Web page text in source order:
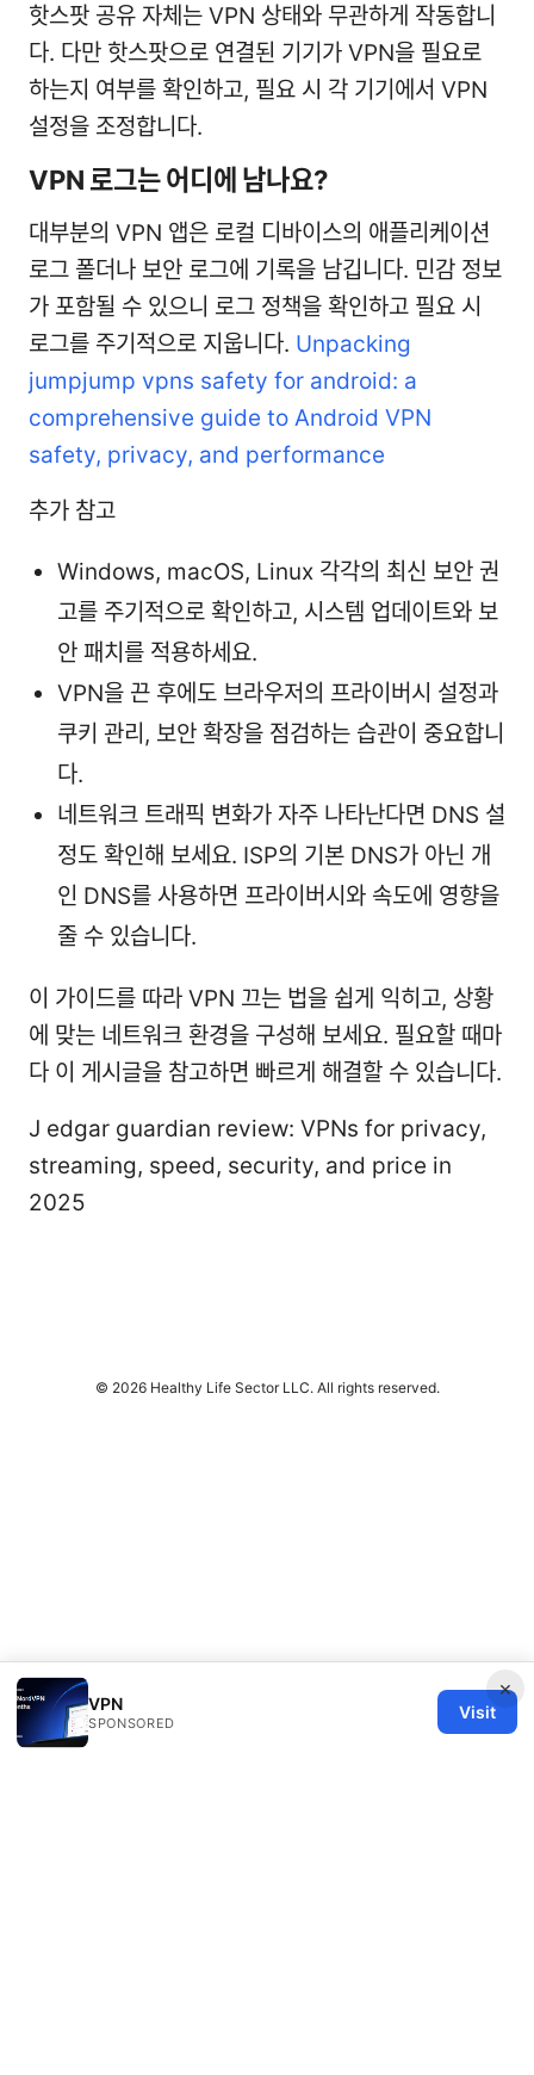
핫스팟 공유 자체는 VPN 상태와 무관하게 작동합니
다. 다만 핫스팟으로 연결된 기기가 VPN을 필요로
하는지 여부를 확인하고, 필요 시 각 기기에서 VPN
설정을 조정합니다.
VPN 로그는 어디에 남나요?
대부분의 VPN 앱은 로컬 디바이스의 애플리케이션
로그 폴더나 보안 로그에 기록을 남깁니다. 민감 정보
가 포함될 수 있으니 로그 정책을 확인하고 필요 시
로그를 주기적으로 지웁니다. Unpacking
jumpjump vpns safety for android: a
comprehensive guide to Android VPN
safety, privacy, and performance
추가 참고
Windows, macOS, Linux 각각의 최신 보안 권
고를 주기적으로 확인하고, 시스템 업데이트와 보
안 패치를 적용하세요.
VPN을 끈 후에도 브라우저의 프라이버시 설정과
쿠키 관리, 보안 확장을 점검하는 습관이 중요합니
다.
네트워크 트래픽 변화가 자주 나타난다면 DNS 설
정도 확인해 보세요. ISP의 기본 DNS가 아닌 개
인 DNS를 사용하면 프라이버시와 속도에 영향을
줄 수 있습니다.
이 가이드를 따라 VPN 끄는 법을 쉽게 익히고, 상황
에 맞는 네트워크 환경을 구성해 보세요. 필요할 때마
다 이 게시글을 참고하면 빠르게 해결할 수 있습니다.
J edgar guardian review: VPNs for privacy,
streaming, speed, security, and price in
2025
×
VPN
SPONSORED
Visit
© 2026 Healthy Life Sector LLC. All rights reserved.